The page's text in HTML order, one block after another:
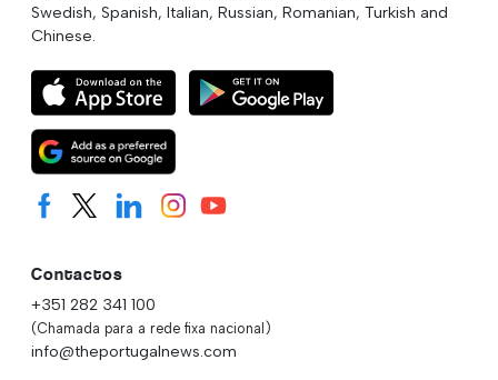
Swedish, Spanish, Italian, Russian, Romanian, Turkish and
Chinese.
Contactos
+351 282 341 100
(Chamada para a rede fixa nacional)
info@theportugalnews.com